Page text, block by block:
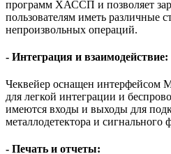
программ ХАССП и позволяет
пользователям иметь различные
непроизвольных операций.
- Интеграция и взаимодействие:
Чеквейер оснащен интерфейсом
для легкой интеграции и
имеются входы и выходы для
металлодетектора и сигнального
- Печать и отчеты: